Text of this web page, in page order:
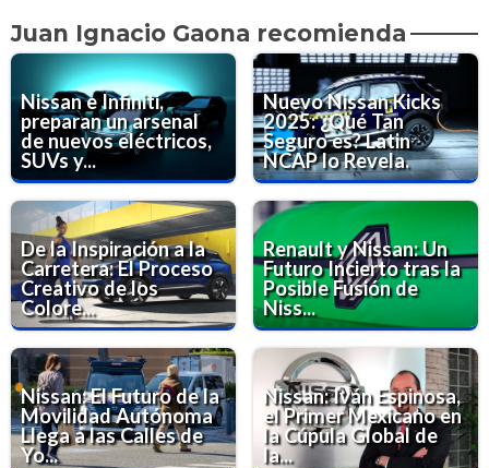
Juan Ignacio Gaona recomienda
Nissan e Infiniti,
preparan un arsenal
de nuevos eléctricos,
SUVs y...
Nuevo Nissan Kicks
2025: ¿Qué Tan
Seguro es? Latin
NCAP lo Revela.
De la Inspiración a la
Carretera: El Proceso
Creativo de los
Colore...
Renault y Nissan: Un
Futuro Incierto tras la
Posible Fusión de
Niss...
Nissan: El Futuro de la
Movilidad Autónoma
Llega a las Calles de
Yo...
Nissan: Iván Espinosa,
el Primer Mexicano en
la Cúpula Global de
la...